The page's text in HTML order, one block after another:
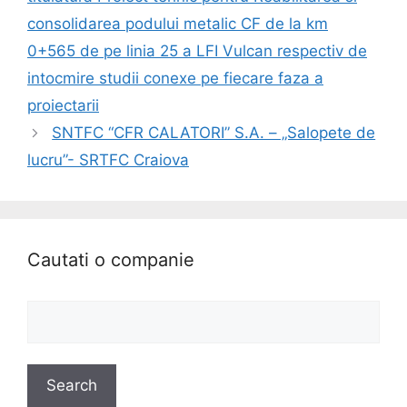
consolidarea podului metalic CF de la km
0+565 de pe linia 25 a LFI Vulcan respectiv de
intocmire studii conexe pe fiecare faza a
proiectarii
SNTFC “CFR CALATORI” S.A. – „Salopete de
lucru”- SRTFC Craiova
Cautati o companie